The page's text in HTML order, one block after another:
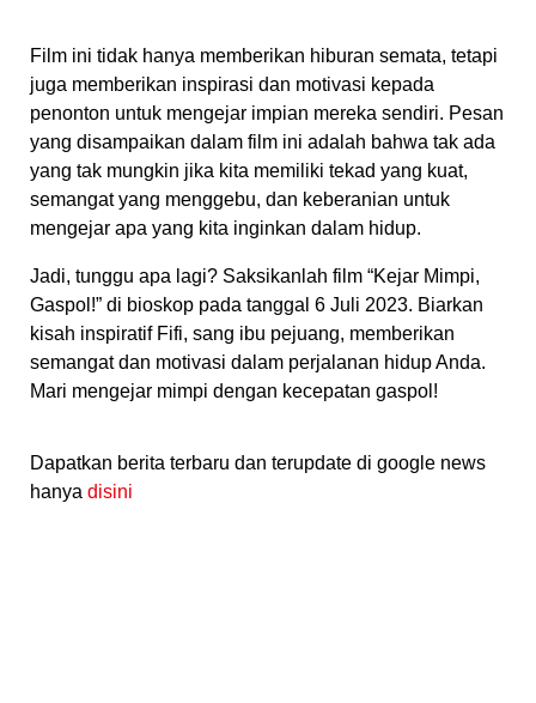
Film ini tidak hanya memberikan hiburan semata, tetapi
juga memberikan inspirasi dan motivasi kepada
penonton untuk mengejar impian mereka sendiri. Pesan
yang disampaikan dalam film ini adalah bahwa tak ada
yang tak mungkin jika kita memiliki tekad yang kuat,
semangat yang menggebu, dan keberanian untuk
mengejar apa yang kita inginkan dalam hidup.
Jadi, tunggu apa lagi? Saksikanlah film “Kejar Mimpi,
Gaspol!” di bioskop pada tanggal 6 Juli 2023. Biarkan
kisah inspiratif Fifi, sang ibu pejuang, memberikan
semangat dan motivasi dalam perjalanan hidup Anda.
Mari mengejar mimpi dengan kecepatan gaspol!
Dapatkan berita terbaru dan terupdate di google news
hanya disini